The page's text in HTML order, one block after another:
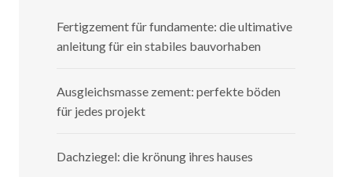
Fertigzement für fundamente: die ultimative
anleitung für ein stabiles bauvorhaben
Ausgleichsmasse zement: perfekte böden
für jedes projekt
Dachziegel: die krönung ihres hauses